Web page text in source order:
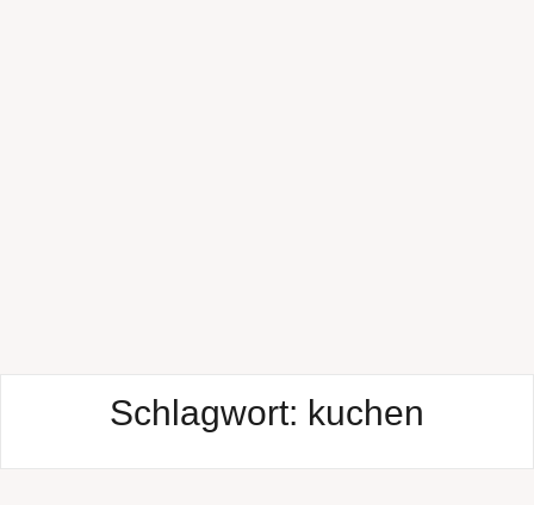
Schlagwort: kuchen